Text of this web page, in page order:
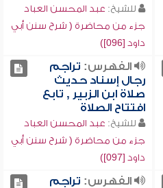
للشيخ: عبد المحسن العباد
جزء من محاضرة ( شرح سنن أبي
داود [096])
الفهرس: تراجم
رجال إسناد حديث
صلاة ابن الزبير , تابع
افتتاح الصلاة
للشيخ: عبد المحسن العباد
جزء من محاضرة ( شرح سنن أبي
داود [097])
الفهرس: تراجم